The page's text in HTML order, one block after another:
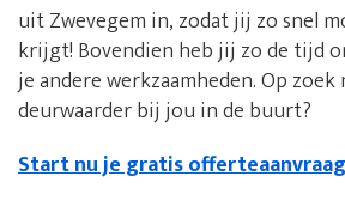
uit Zwevegem in, zodat jij zo snel
krijgt! Bovendien heb jij zo de tijd
je andere werkzaamheden. Op zoek
deurwaarder bij jou in de buurt?
Start nu je gratis offerteaanvraag